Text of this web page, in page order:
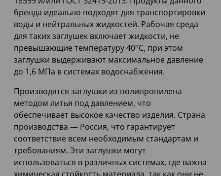
бренда идеально подходят для транспортировки
воды и нейтральных жидкостей. Рабочая среда
для таких заглушек включает жидкости, не
превышающие температуру 40°C, при этом
заглушки выдерживают максимальное давление
до 1,6 МПа в системах водоснабжения.
Производятся заглушки из полипропилена
методом литья под давлением, что
обеспечивает высокое качество изделия. Страна
производства — Россия, что гарантирует
соответствие всем необходимым стандартам и
требованиям. Эти заглушки могут
использоваться в различных системах, где важна